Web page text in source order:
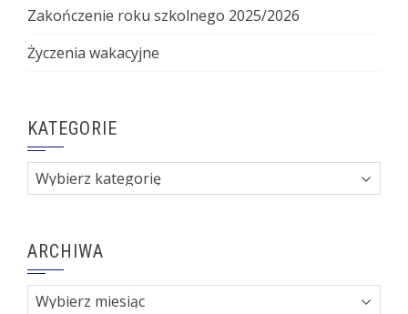
Zakończenie roku szkolnego 2025/2026
Życzenia wakacyjne
KATEGORIE
Kategorie
ARCHIWA
Archiwa